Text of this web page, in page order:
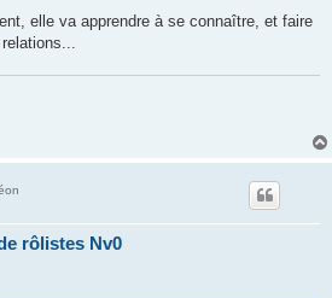
elle va apprendre à se connaître, et faire
rôlistes Nv0